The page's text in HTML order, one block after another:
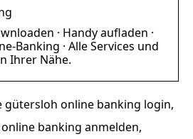
· Handy aufladen ·
Banking · Alle Services und
Ihrer Nähe.
gütersloh online banking login,
banking anmelden,